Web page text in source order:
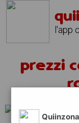
l'app
prezzi
Quiinzona